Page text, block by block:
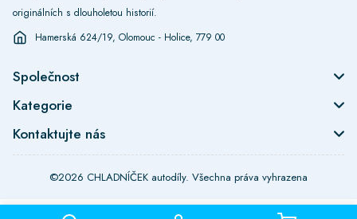
originálních s dlouholetou historií.
Hamerská 624/19, Olomouc - Holice, 779 00
Společnost
Kategorie
Kontaktujte nás
©2026 CHLADNÍČEK autodíly. Všechna práva vyhrazena